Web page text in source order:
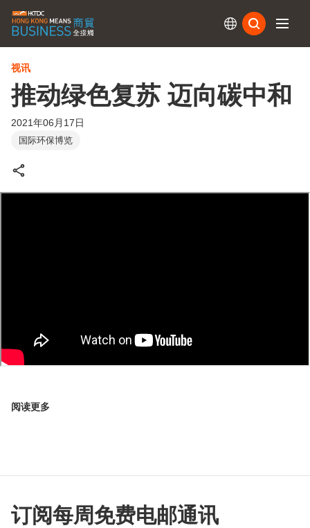
视讯
推动绿色复苏 迈向碳中和
2021年06月17日
国际环保博览
阅读更多
订阅每周免费电邮通讯